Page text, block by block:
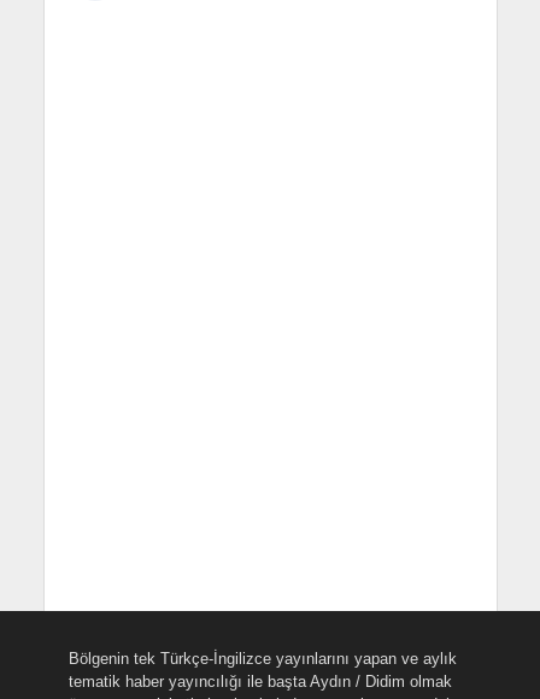
Bölgenin tek Türkçe-İngilizce yayınlarını yapan ve aylık
tematik haber yayıncılığı ile başta Aydın / Didim olmak